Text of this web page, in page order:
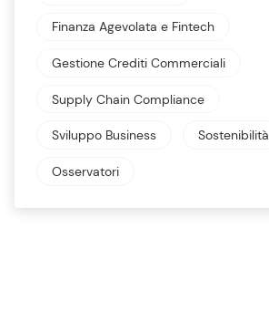
Finanza Agevolata e Fintech
Gestione Crediti Commerciali
Supply Chain Compliance
Sviluppo Business Sostenibilità
Osservatori